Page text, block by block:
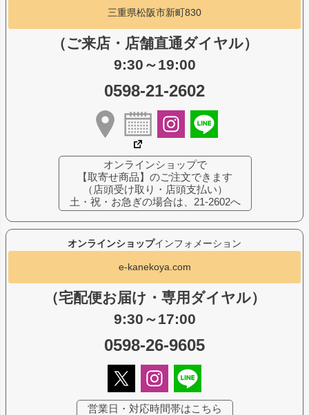
オンラインショップインフォメーション
e-kanekoya.com
（宅配便お届け・専用ダイヤル）
9:30～17:00
0598-26-9605
営業日・対応時間帯はこちら
三重県松阪市新町830
（ご来店・店舗直通ダイヤル）
9:30～19:00
0598-21-2602
オンラインショップで
【取寄せ商品】のご注文できます
（店頭受け取り・店頭支払い）
土・祝・お急ぎの場合は、21-2602へ